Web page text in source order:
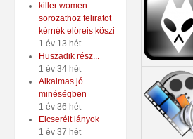
killer women
sorozathoz feliratot
kérnék elöreis köszi
1 év 13 hét
Huszadik rész...
1 év 34 hét
Alkalmas jó
minéségben
1 év 36 hét
Elcserélt lányok
1 év 37 hét